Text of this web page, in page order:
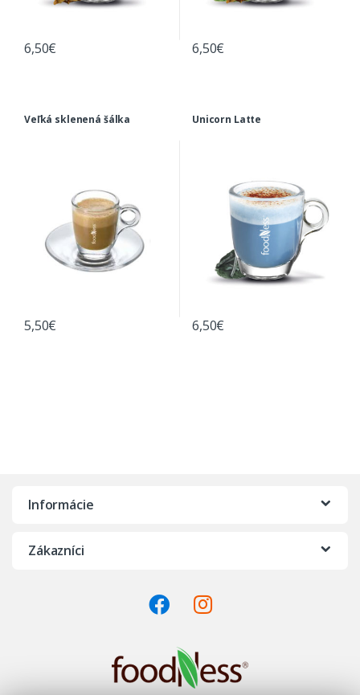
6,50€ 6,50€
Veľká sklenená šálka
5,50€
Unicorn Latte
6,50€
Informácie
Zákazníci